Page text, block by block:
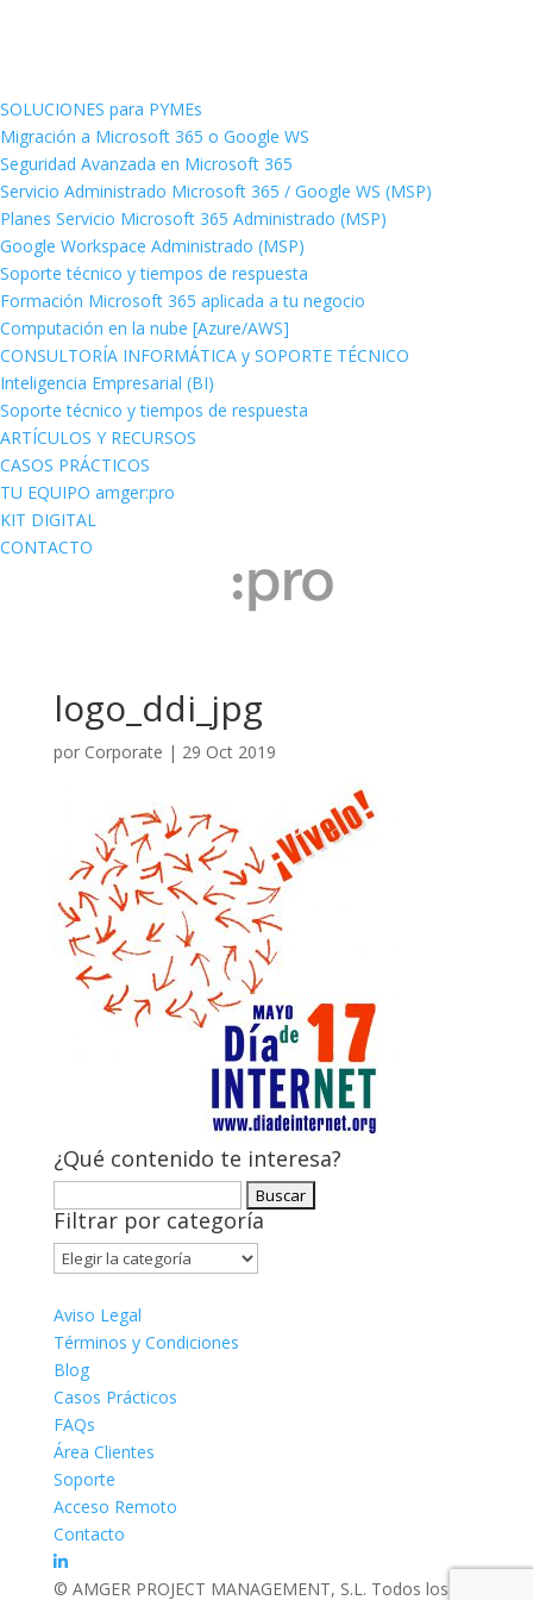
SOLUCIONES para PYMEs
Migración a Microsoft 365 o Google WS
Seguridad Avanzada en Microsoft 365
Servicio Administrado Microsoft 365 / Google WS (MSP)
Planes Servicio Microsoft 365 Administrado (MSP)
Google Workspace Administrado (MSP)
Soporte técnico y tiempos de respuesta
Formación Microsoft 365 aplicada a tu negocio
Computación en la nube [Azure/AWS]
CONSULTORÍA INFORMÁTICA y SOPORTE TÉCNICO
Inteligencia Empresarial (BI)
Soporte técnico y tiempos de respuesta
ARTÍCULOS Y RECURSOS
CASOS PRÁCTICOS
TU EQUIPO amger:pro
KIT DIGITAL
CONTACTO
logo_ddi_jpg
por Corporate | 29 Oct 2019
¿Qué contenido te interesa?
Filtrar por categoría
Filtrar
categoría
Aviso Legal
Términos y Condiciones
Blog
Casos Prácticos
FAQs
Área Clientes
Soporte
Acceso Remoto
Contacto
© AMGER PROJECT MANAGEMENT, S.L. Todos los